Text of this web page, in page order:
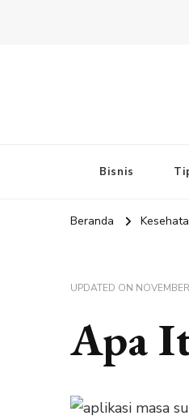
Bisnis
Beranda
UPDATED ON
Apa